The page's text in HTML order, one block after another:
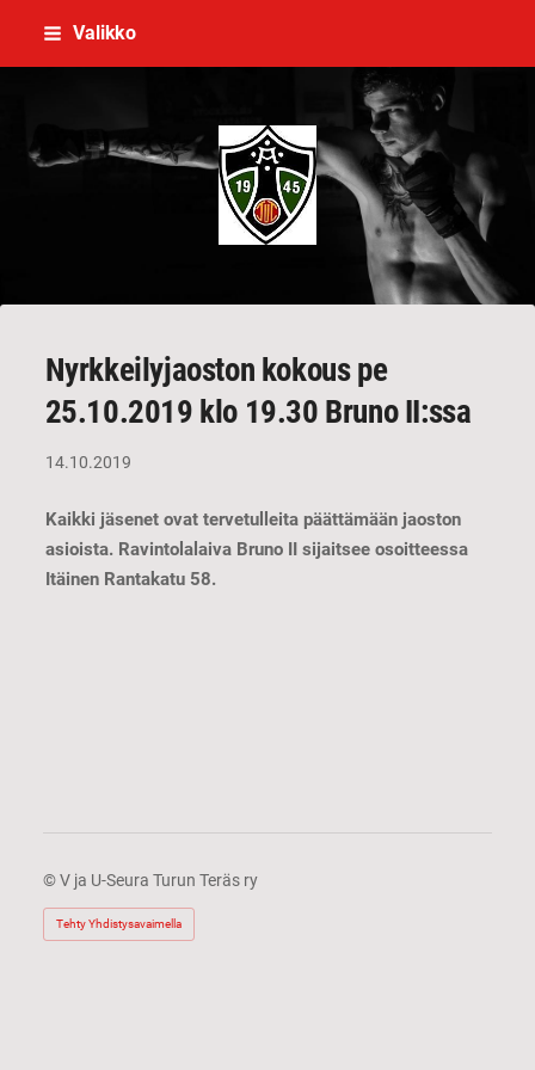
Siirry
Valikko
V ja U-Seura Turun Teräs ry
Nyrkkeilyjaoston kokous pe
25.10.2019 klo 19.30 Bruno II:ssa
14.10.2019
Kaikki jäsenet ovat tervetulleita päättämään jaoston
asioista. Ravintolalaiva Bruno II sijaitsee osoitteessa
Itäinen Rantakatu 58.
©V ja U-Seura Turun Teräs ry
Tehty Yhdistysavaimella